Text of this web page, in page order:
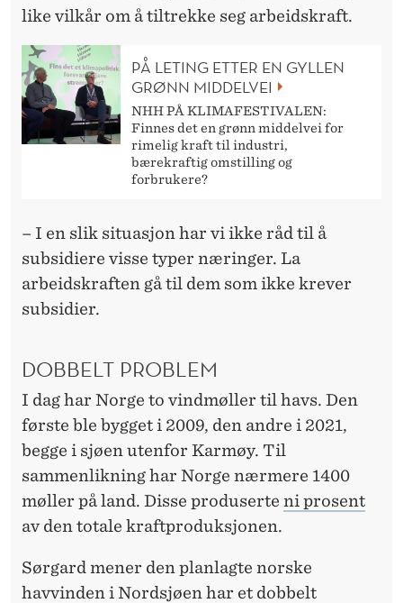
like vilkår om å tiltrekke seg arbeidskraft.
PÅ LETING ETTER EN GYLLEN
GRØNN MIDDELVEI
NHH PÅ KLIMAFESTIVALEN:
Finnes det en grønn middelvei for
rimelig kraft til industri,
bærekraftig omstilling og
forbrukere?
– I en slik situasjon har vi ikke råd til å
subsidiere visse typer næringer. La
arbeidskraften gå til dem som ikke krever
subsidier.
DOBBELT PROBLEM
I dag har Norge to vindmøller til havs. Den
første ble bygget i 2009, den andre i 2021,
begge i sjøen utenfor Karmøy. Til
sammenlikning har Norge nærmere 1400
møller på land. Disse produserte ni prosent
av den totale kraftproduksjonen.
Sørgard mener den planlagte norske
havvinden i Nordsjøen har et dobbelt